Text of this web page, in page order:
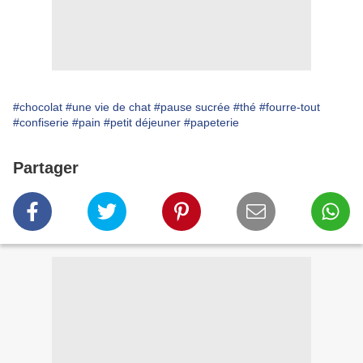
#chocolat #une vie de chat #pause sucrée #thé #fourre-tout
#confiserie #pain #petit déjeuner #papeterie
Partager